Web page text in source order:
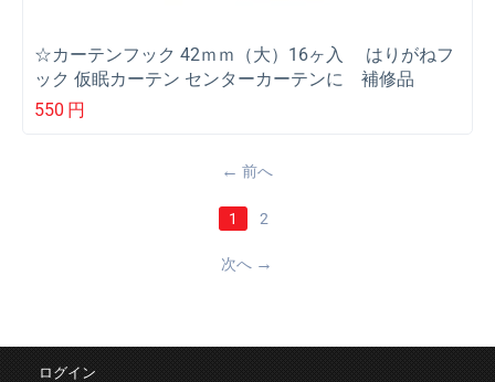
☆カーテンフック 42ｍｍ（大）16ヶ入 はりがねフ
ック 仮眠カーテン センターカーテンに 補修品
550 円
前へ
1 2
次へ
ログイン